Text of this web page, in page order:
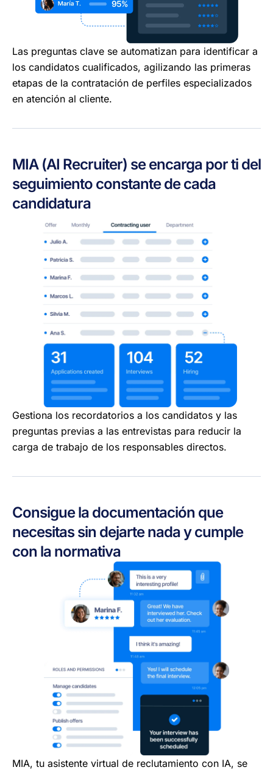
Las preguntas clave se automatizan para identificar a
los candidatos cualificados, agilizando las primeras
etapas de la contratación de perfiles especializados
en atención al cliente.
MIA (AI Recruiter) se encarga por ti del
seguimiento constante de cada
candidatura
Gestiona los recordatorios a los candidatos y las
preguntas previas a las entrevistas para reducir la
carga de trabajo de los responsables directos.
Consigue la documentación que
necesitas sin dejarte nada y cumple
con la normativa
MIA, tu asistente virtual de reclutamiento con IA, se